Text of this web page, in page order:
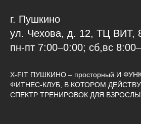
г. Пушкино
ул. Чехова, д. 12, ТЦ ВИТ,
пн-пт 7:00–0:00; сб,вс
X-FIT ПУШКИНО – просторный И
ФИТНЕС-КЛУБ, В КОТОРОМ
СПЕКТР ТРЕНИРОВОК ДЛЯ